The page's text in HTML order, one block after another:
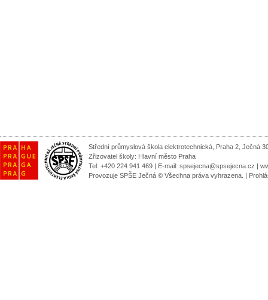
Střední průmyslová škola elektrotechnická, Praha 2, Ječná
Zřizovatel školy: Hlavní město Praha
Tel: +420 224 941 469 | E-mail: spsejecna@spsejecna.cz |
Provozuje SPŠE Ječná © Všechna práva vyhrazena. |